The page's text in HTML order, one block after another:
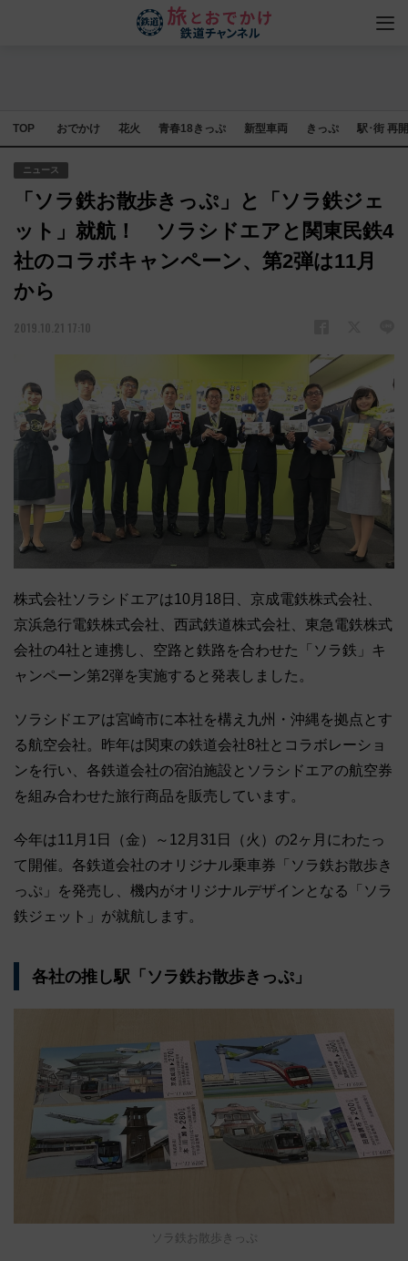
TOP おでかけ 花火 青春18きっぷ 新型車両 きっぷ 駅･街 再
ニュース
「ソラ鉄お散歩きっぷ」と「ソラ鉄ジェ
ット」就航！ ソラシドエアと関東民鉄4
社のコラボキャンペーン、第2弾は11月
から
2019.10.21 17:10
株式会社ソラシドエアは10月18日、京成電鉄株式会社、
京浜急行電鉄株式会社、西武鉄道株式会社、東急電鉄株式
会社の4社と連携し、空路と鉄路を合わせた「ソラ鉄」キ
ャンペーン第2弾を実施すると発表しました。
ソラシドエアは宮崎市に本社を構え九州・沖縄を拠点とす
る航空会社。昨年は関東の鉄道会社8社とコラボレーショ
ンを行い、各鉄道会社の宿泊施設とソラシドエアの航空券
を組み合わせた旅行商品を販売しています。
今年は11月1日（金）～12月31日（火）の2ヶ月にわたっ
て開催。各鉄道会社のオリジナル乗車券「ソラ鉄お散歩き
っぷ」を発売し、機内がオリジナルデザインとなる「ソラ
鉄ジェット」が就航します。
各社の推し駅「ソラ鉄お散歩きっぷ」
ソラ鉄お散歩きっぷ